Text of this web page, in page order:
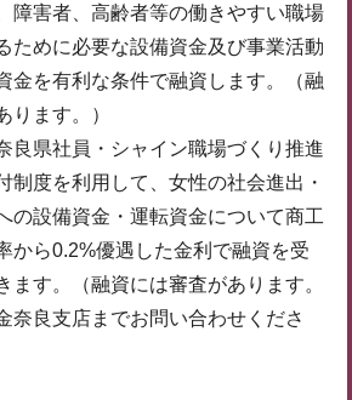
障害者、高齢者等の働きやすい職場
ために必要な設備資金及び事業活動
金を有利な条件で融資します。（融
ります。）
良県社員・シャイン職場づくり推進
制度を利用して、女性の社会進出・
の設備資金・運転資金について商工
から0.2%優遇した金利で融資を受
ます。（融資には審査があります。
奈良支店までお問い合わせくださ